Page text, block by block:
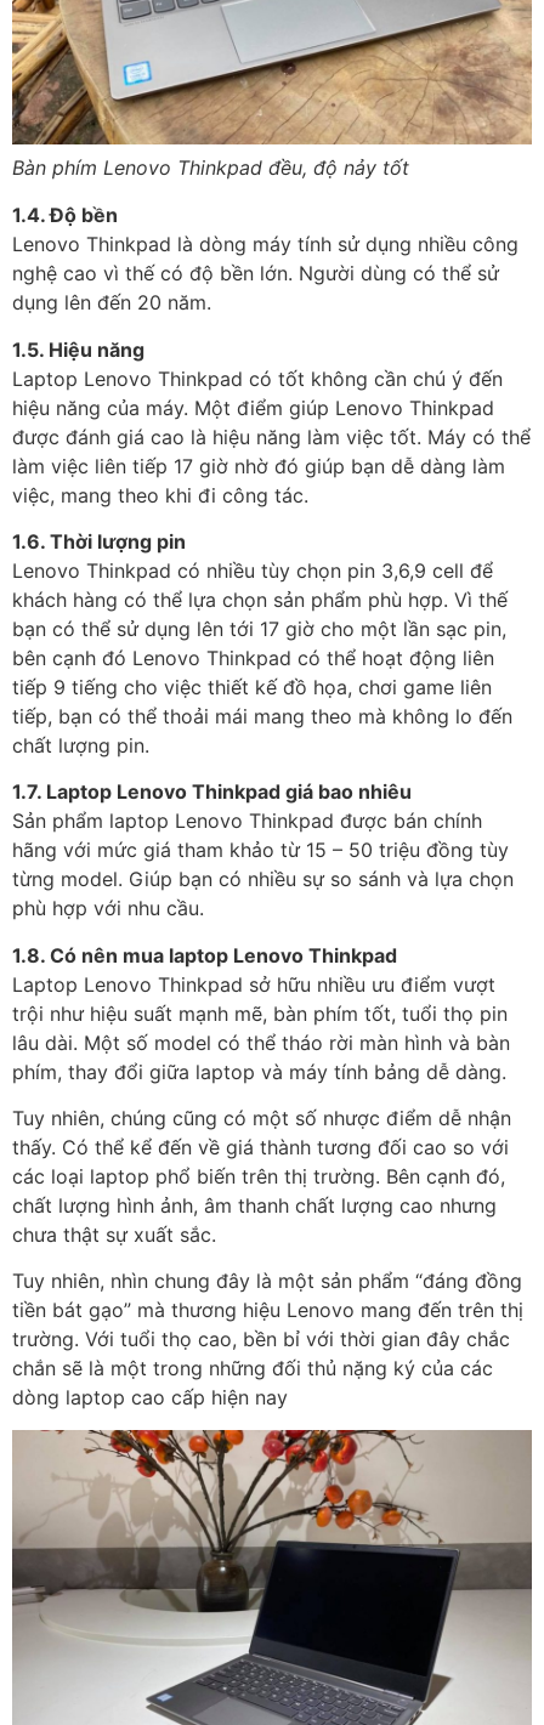
Bàn phím Lenovo Thinkpad đều, độ nảy tốt
1.4. Độ bền
Lenovo Thinkpad là dòng máy tính sử dụng nhiều công
nghệ cao vì thế có độ bền lớn. Người dùng có thể sử
dụng lên đến 20 năm.
1.5. Hiệu năng
Laptop Lenovo Thinkpad có tốt không cần chú ý đến
hiệu năng của máy. Một điểm giúp Lenovo Thinkpad
được đánh giá cao là hiệu năng làm việc tốt. Máy có thể
làm việc liên tiếp 17 giờ nhờ đó giúp bạn dễ dàng làm
việc, mang theo khi đi công tác.
1.6. Thời lượng pin
Lenovo Thinkpad có nhiều tùy chọn pin 3,6,9 cell để
khách hàng có thể lựa chọn sản phẩm phù hợp. Vì thế
bạn có thể sử dụng lên tới 17 giờ cho một lần sạc pin,
bên cạnh đó Lenovo Thinkpad có thể hoạt động liên
tiếp 9 tiếng cho việc thiết kế đồ họa, chơi game liên
tiếp, bạn có thể thoải mái mang theo mà không lo đến
chất lượng pin.
1.7. Laptop Lenovo Thinkpad giá bao nhiêu
Sản phẩm laptop Lenovo Thinkpad được bán chính
hãng với mức giá tham khảo từ 15 – 50 triệu đồng tùy
từng model. Giúp bạn có nhiều sự so sánh và lựa chọn
phù hợp với nhu cầu.
1.8. Có nên mua laptop Lenovo Thinkpad
Laptop Lenovo Thinkpad sở hữu nhiều ưu điểm vượt
trội như hiệu suất mạnh mẽ, bàn phím tốt, tuổi thọ pin
lâu dài. Một số model có thể tháo rời màn hình và bàn
phím, thay đổi giữa laptop và máy tính bảng dễ dàng.
Tuy nhiên, chúng cũng có một số nhược điểm dễ nhận
thấy. Có thể kể đến về giá thành tương đối cao so với
các loại laptop phổ biến trên thị trường. Bên cạnh đó,
chất lượng hình ảnh, âm thanh chất lượng cao nhưng
chưa thật sự xuất sắc.
Tuy nhiên, nhìn chung đây là một sản phẩm “đáng đồng
tiền bát gạo” mà thương hiệu Lenovo mang đến trên thị
trường. Với tuổi thọ cao, bền bỉ với thời gian đây chắc
chắn sẽ là một trong những đối thủ nặng ký của các
dòng laptop cao cấp hiện nay